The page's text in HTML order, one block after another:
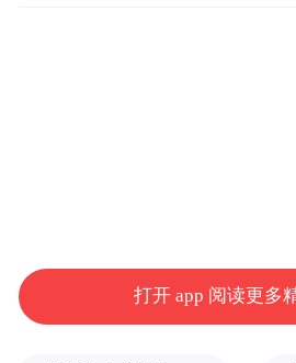
打开 app 阅读更多